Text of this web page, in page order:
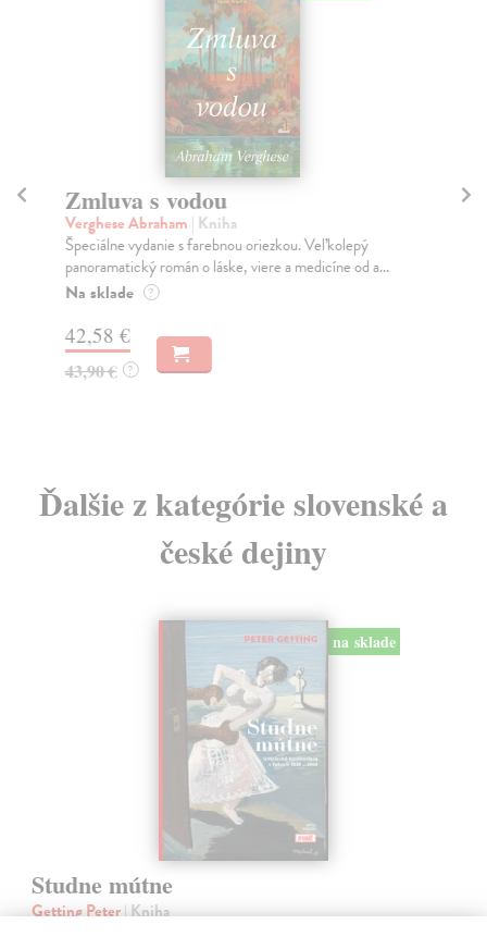
Zmluva s vodou
Verghese Abraham | Kniha
Špeciálne vydanie s farebnou oriezkou. Veľkolepý
panoramatický román o láske, viere a medicíne od a...
Na sklade ?
42,58 €
43,90 € ?
Ďalšie z kategórie slovenské a
české dejiny
na sklade
Studne mútne
Getting Peter| Kniha